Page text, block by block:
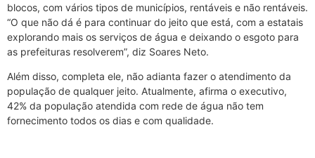
blocos, com vários tipos de municípios, rentáveis e não rentáveis.
“O que não dá é para continuar do jeito que está, com a estatais
explorando mais os serviços de água e deixando o esgoto para
as prefeituras resolverem”, diz Soares Neto.
Além disso, completa ele, não adianta fazer o atendimento da
população de qualquer jeito. Atualmente, afirma o executivo,
42% da população atendida com rede de água não tem
fornecimento todos os dias e com qualidade.